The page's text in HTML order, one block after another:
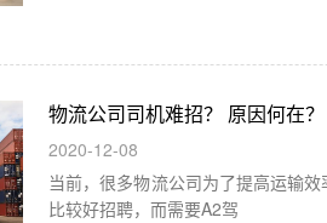
物流公司司机难招？ 原因何在？
2020-12-08
当前，很多物流公司为了提高运输
比较好招聘，而需要A2驾